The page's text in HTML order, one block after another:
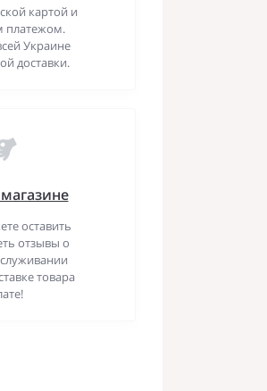
картой и
платежом.
Украине
доставки.
оставить
отзывы о
товара